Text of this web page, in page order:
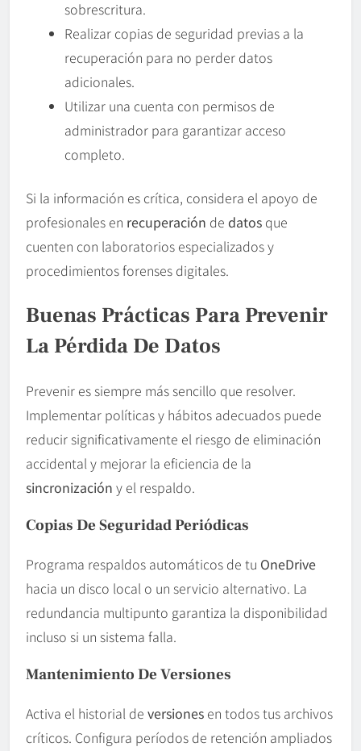
sobrescritura.
Realizar copias de seguridad previas a la
recuperación para no perder datos
adicionales.
Utilizar una cuenta con permisos de
administrador para garantizar acceso
completo.
Si la información es crítica, considera el apoyo de
profesionales en recuperación de datos que
cuenten con laboratorios especializados y
procedimientos forenses digitales.
Buenas Prácticas Para Prevenir
La Pérdida De Datos
Prevenir es siempre más sencillo que resolver.
Implementar políticas y hábitos adecuados puede
reducir significativamente el riesgo de eliminación
accidental y mejorar la eficiencia de la
sincronización y el respaldo.
Copias De Seguridad Periódicas
Programa respaldos automáticos de tu OneDrive
hacia un disco local o un servicio alternativo. La
redundancia multipunto garantiza la disponibilidad
incluso si un sistema falla.
Mantenimiento De Versiones
Activa el historial de versiones en todos tus archivos
críticos. Configura períodos de retención ampliados